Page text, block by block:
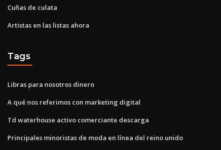
Cuñas de culata
Artistas en las listas ahora
Tags
Libras para nosotros dinero
A qué nos referimos con marketing digital
Td waterhouse activo comerciante descarga
Principales minoristas de moda en línea del reino unido